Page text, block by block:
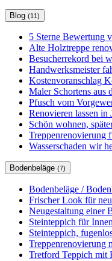
Blog (11)
5 Sterne Bewertung
Alte Holztreppe
Besucherrekord bei
Handwerksmeister
Kostenvoranschlag
Maler Schortens aus
Pfusch vom
Renovieren lassen
Schön wohnen,
Treppenrenovierung
Wasserschaden wir
Bodenbeläge (7)
Bodenbeläge /
Frischer Look für
Neugestaltung einer
Steinteppich für
Steinteppich,
Treppenrenovierung
Tretford Teppich mit